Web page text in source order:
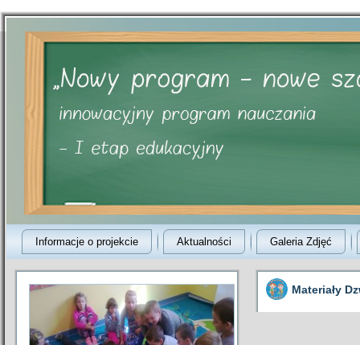
Informacje o projekcie Aktualności Galeria Zdjęć
Materiały